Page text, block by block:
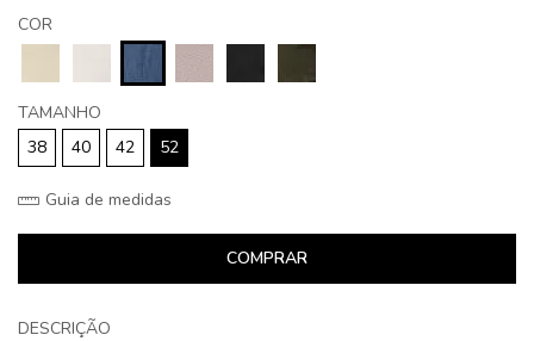
COR
TAMANHO
38
40 42 52
Guia de medidas
COMPRAR
DESCRIÇÃO